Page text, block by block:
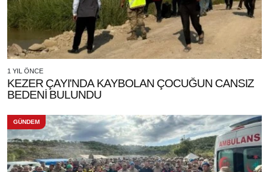
1 YIL ÖNCE
KEZER ÇAYI'NDA KAYBOLAN ÇOCUĞUN CANSIZ
BEDENİ BULUNDU
GÜNDEM